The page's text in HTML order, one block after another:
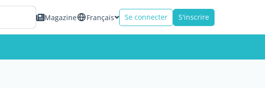
Magazine Français Se connecter S'inscrire